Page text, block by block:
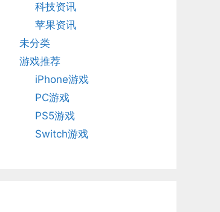
科技资讯
苹果资讯
未分类
游戏推荐
iPhone游戏
PC游戏
PS5游戏
Switch游戏